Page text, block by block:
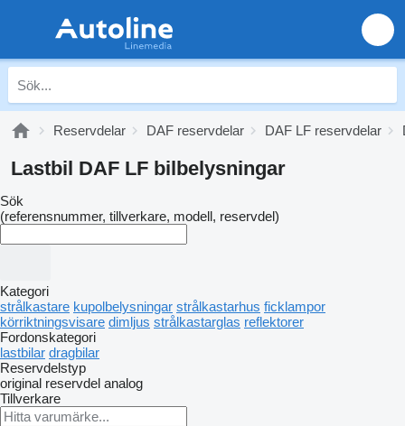
Reservdelar DAF reservdelar DAF LF reservdelar
Lastbil DAF LF bilbelysningar
Sök
(referensnummer, tillverkare, modell, reservdel)
Kategori
strålkastare kupolbelysningar strålkastarhus ficklampor
körriktningsvisare dimljus strålkastarglas reflektorer
Fordonskategori
lastbilar dragbilar
Reservdelstyp
original reservdel analog
Tillverkare